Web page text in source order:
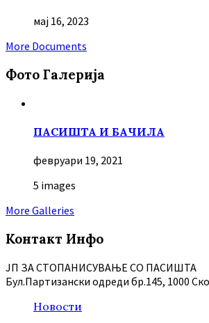
мај 16, 2023
More Documents
Фото Галерија
ПАСИШТА И БАЧИЛА
февруари 19, 2021
5 images
More Galleries
Контакт Инфо
ЈП ЗА СТОПАНИСУВАЊЕ СО ПАСИШТА
Бул.Партизански oдреди бр.145, 1000
Новости